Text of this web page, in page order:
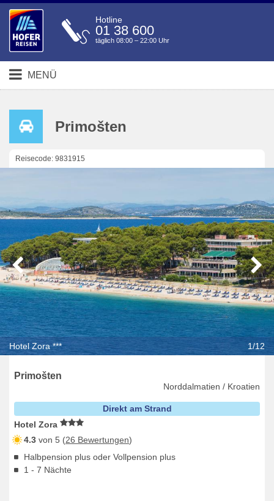
Hotline
01 38 600
täglich 08:00 – 22:00 Uhr
MENÜ
Primošten
Reisecode: 9831915
Hotel Zora *** 1/12
Primošten
Norddalmatien / Kroatien
Direkt am Strand
Hotel Zora
4.3 von 5 (26 Bewertungen)
Halbpension plus oder Vollpension plus
1 - 7 Nächte